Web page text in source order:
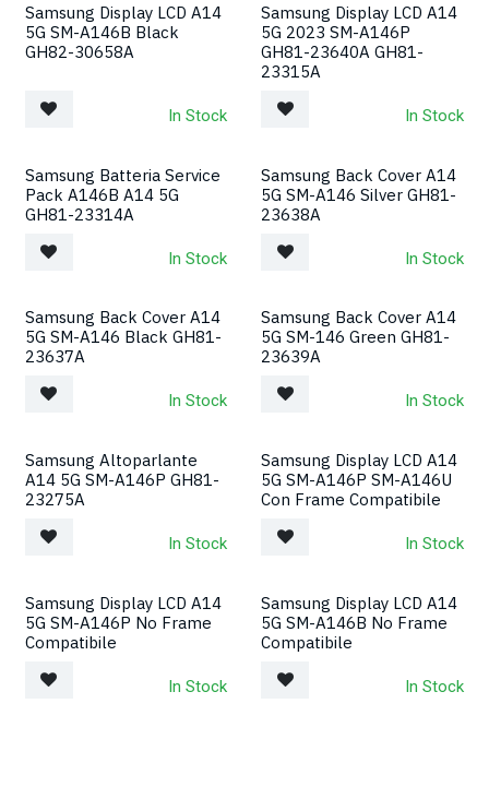
Samsung Display LCD A14
5G SM-A146B Black
GH82-30658A
In Stock
Samsung Display LCD A14
5G 2023 SM-A146P
GH81-23640A GH81-
23315A
In Stock
Samsung Batteria Service
Pack A146B A14 5G
GH81-23314A
In Stock
Samsung Back Cover A14
5G SM-A146 Silver GH81-
23638A
In Stock
Samsung Back Cover A14
5G SM-A146 Black GH81-
23637A
In Stock
Samsung Back Cover A14
5G SM-146 Green GH81-
23639A
In Stock
Samsung Altoparlante
A14 5G SM-A146P GH81-
23275A
In Stock
Samsung Display LCD A14
5G SM-A146P SM-A146U
Con Frame Compatibile
In Stock
Samsung Display LCD A14
5G SM-A146P No Frame
Compatibile
In Stock
Samsung Display LCD A14
5G SM-A146B No Frame
Compatibile
In Stock